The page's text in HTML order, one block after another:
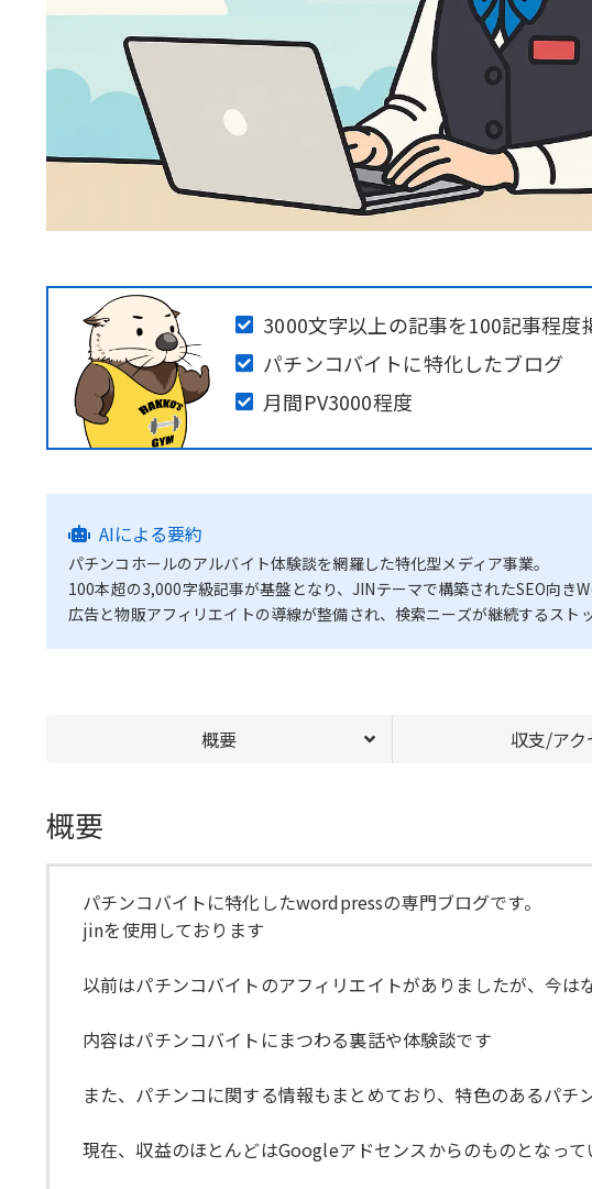
3000文字以上の記事を100記事程度
パチンコバイトに特化したブログ
月間PV3000程度
AIによる要約
パチンコホールのアルバイト体験談を網羅した特化型メディア事業。
100本超の3,000字級記事が基盤となり、JINテーマで構築されたSEO向き
広告と物販アフィリエイトの導線が整備され、検索ニーズが継続するスト
概要 収支/アク
概要
パチンコバイトに特化したwordpressの専門ブログです。
jinを使用しております
以前はパチンコバイトのアフィリエイトがありましたが、今は
内容はパチンコバイトにまつわる裏話や体験談です
また、パチンコに関する情報もまとめており、特色のあるパチ
現在、収益のほとんどはGoogleアドセンスからのものとなって